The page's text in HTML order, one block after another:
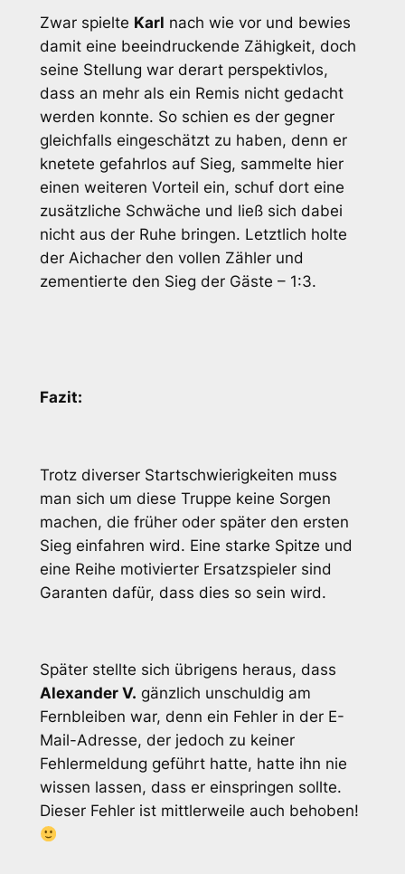
Zwar spielte Karl nach wie vor und bewies
damit eine beeindruckende Zähigkeit, doch
seine Stellung war derart perspektivlos,
dass an mehr als ein Remis nicht gedacht
werden konnte. So schien es der gegner
gleichfalls eingeschätzt zu haben, denn er
knetete gefahrlos auf Sieg, sammelte hier
einen weiteren Vorteil ein, schuf dort eine
zusätzliche Schwäche und ließ sich dabei
nicht aus der Ruhe bringen. Letztlich holte
der Aichacher den vollen Zähler und
zementierte den Sieg der Gäste – 1:3.
Fazit:
Trotz diverser Startschwierigkeiten muss
man sich um diese Truppe keine Sorgen
machen, die früher oder später den ersten
Sieg einfahren wird. Eine starke Spitze und
eine Reihe motivierter Ersatzspieler sind
Garanten dafür, dass dies so sein wird.
Später stellte sich übrigens heraus, dass
Alexander V. gänzlich unschuldig am
Fernbleiben war, denn ein Fehler in der E-
Mail-Adresse, der jedoch zu keiner
Fehlermeldung geführt hatte, hatte ihn nie
wissen lassen, dass er einspringen sollte.
Dieser Fehler ist mittlerweile auch behoben!